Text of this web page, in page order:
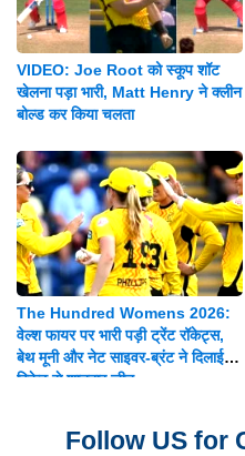
VIDEO: Joe Root को स्कूप शॉट
खेलना पड़ा भारी, Matt Henry ने क्लीन
बोल्ड कर किया चलता
The Hundred Womens 2026:
वेल्श फायर पर भारी पड़ी ट्रेंट रॉकेट्स,
बेथ मूनी और नेट साइवर-ब्रंट ने दिलाई 8
विकेट से शानदार जीत
Follow US for